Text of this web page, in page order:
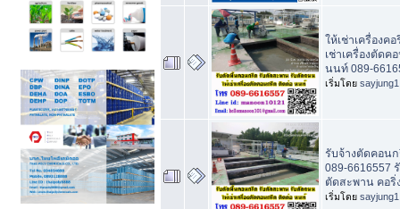
ให้เช่าเครื่องค
เช่าเครื่องตัดค
นนท์ 089-
เริ่มโดย sayjung1
รับจ้างตัดคอน
089-6616557
ตัดสะพาน คอริ่
เริ่มโดย sayjung1